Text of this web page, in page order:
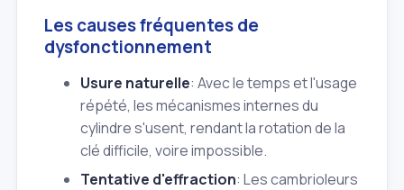
Les causes fréquentes de
dysfonctionnement
Usure naturelle: Avec le temps et l'usage
répété, les mécanismes internes du
cylindre s'usent, rendant la rotation de la
clé difficile, voire impossible.
Tentative d'effraction: Les cambrioleurs